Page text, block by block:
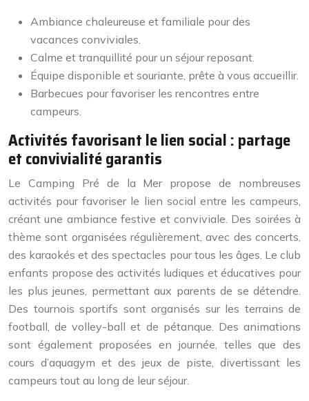
Ambiance chaleureuse et familiale pour des
vacances conviviales.
Calme et tranquillité pour un séjour reposant.
Équipe disponible et souriante, prête à vous accueillir.
Barbecues pour favoriser les rencontres entre
campeurs.
Activités favorisant le lien social : partage
et convivialité garantis
Le Camping Pré de la Mer propose de nombreuses
activités pour favoriser le lien social entre les campeurs,
créant une ambiance festive et conviviale. Des soirées à
thème sont organisées régulièrement, avec des concerts,
des karaokés et des spectacles pour tous les âges. Le club
enfants propose des activités ludiques et éducatives pour
les plus jeunes, permettant aux parents de se détendre.
Des tournois sportifs sont organisés sur les terrains de
football, de volley-ball et de pétanque. Des animations
sont également proposées en journée, telles que des
cours d’aquagym et des jeux de piste, divertissant les
campeurs tout au long de leur séjour.